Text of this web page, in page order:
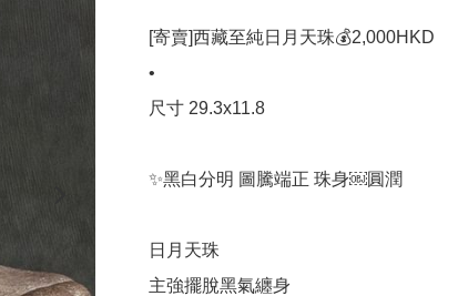
[寄賣]西藏至純日月天珠💰2,000HKD
•
尺寸 29.3x11.8
✨黑白分明 圖騰端正 珠身￼圓潤
日月天珠
主強擺脫黑氣纏身